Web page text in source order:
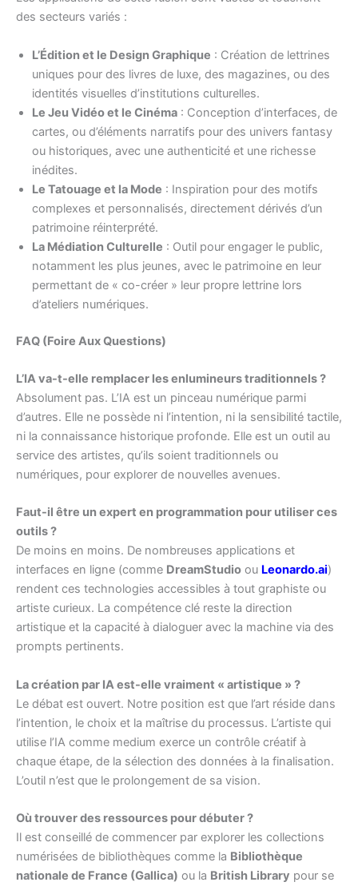
des secteurs variés :
L’Édition et le Design Graphique : Création de lettrines
uniques pour des livres de luxe, des magazines, ou des
identités visuelles d’institutions culturelles.
Le Jeu Vidéo et le Cinéma : Conception d’interfaces, de
cartes, ou d’éléments narratifs pour des univers fantasy
ou historiques, avec une authenticité et une richesse
inédites.
Le Tatouage et la Mode : Inspiration pour des motifs
complexes et personnalisés, directement dérivés d’un
patrimoine réinterprété.
La Médiation Culturelle : Outil pour engager le public,
notamment les plus jeunes, avec le patrimoine en leur
permettant de « co-créer » leur propre lettrine lors
d’ateliers numériques.
FAQ (Foire Aux Questions)
L’IA va-t-elle remplacer les enlumineurs traditionnels ?
Absolument pas. L’IA est un pinceau numérique parmi
d’autres. Elle ne possède ni l’intention, ni la sensibilité tactile,
ni la connaissance historique profonde. Elle est un outil au
service des artistes, qu’ils soient traditionnels ou
numériques, pour explorer de nouvelles avenues.
Faut-il être un expert en programmation pour utiliser ces
outils ?
De moins en moins. De nombreuses applications et
interfaces en ligne (comme DreamStudio ou Leonardo.ai)
rendent ces technologies accessibles à tout graphiste ou
artiste curieux. La compétence clé reste la direction
artistique et la capacité à dialoguer avec la machine via des
prompts pertinents.
La création par IA est-elle vraiment « artistique » ?
Le débat est ouvert. Notre position est que l’art réside dans
l’intention, le choix et la maîtrise du processus. L’artiste qui
utilise l’IA comme medium exerce un contrôle créatif à
chaque étape, de la sélection des données à la finalisation.
L’outil n’est que le prolongement de sa vision.
Où trouver des ressources pour débuter ?
Il est conseillé de commencer par explorer les collections
numérisées de bibliothèques comme la Bibliothèque
nationale de France (Gallica) ou la British Library pour se